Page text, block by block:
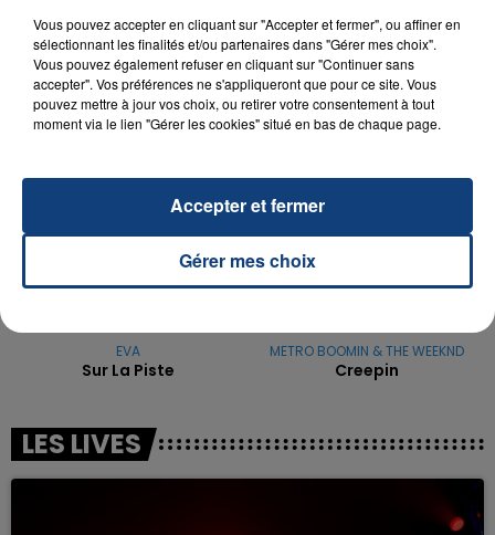
excuses.
TITRES DIFFUSÉS
7h08
7h08
EVA
Sur La Piste
7h06
7h06
METRO BOOMIN & THE WEEKND
Creepin
LES LIVES
Vous pouvez accepter en cliquant sur "Accepter et fermer", ou affiner en
sélectionnant les finalités et/ou partenaires dans "Gérer mes choix".
Vous pouvez également refuser en cliquant sur "Continuer sans
accepter". Vos préférences ne s'appliqueront que pour ce site. Vous
pouvez mettre à jour vos choix, ou retirer votre consentement à tout
moment via le lien "Gérer les cookies" situé en bas de chaque page.
Gérer mes choix
Accepter et fermer